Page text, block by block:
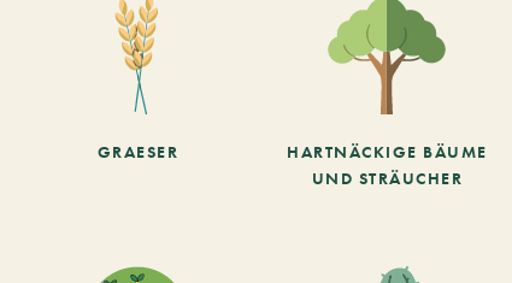
GRAESER
HARTNÄCKIGE BÄUME
UND STRÄUCHER